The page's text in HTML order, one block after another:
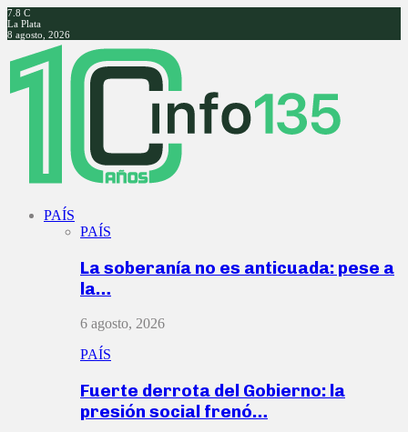
7.8 C
La Plata
8 agosto, 2026
Facebook
Twitter
Instagram
Youtube
PAÍS
PAÍS
La soberanía no es anticuada: pese a
la…
6 agosto, 2026
PAÍS
Fuerte derrota del Gobierno: la
presión social frenó…